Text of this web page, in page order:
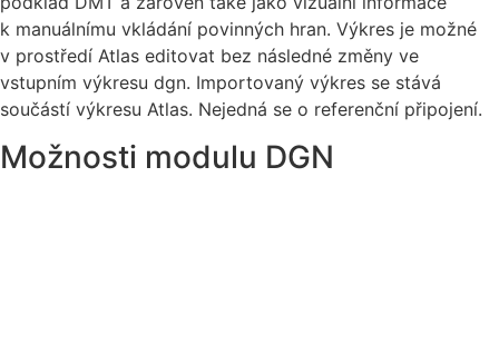
k manuálnímu vkládání povinných hran. Výkres je možné
v prostředí Atlas editovat bez následné změny ve
vstupním výkresu dgn. Importovaný výkres se stává
součástí výkresu Atlas. Nejedná se o referenční připojení.
Možnosti modulu DGN